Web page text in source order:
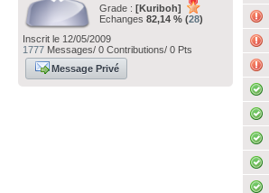
Grade : [Kuriboh]
Echanges 82,14 % (28)
Inscrit le 12/05/2009
1777 Messages/ 0 Contributions/ 0 Pts
Message Privé